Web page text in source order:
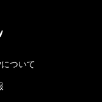
ついて